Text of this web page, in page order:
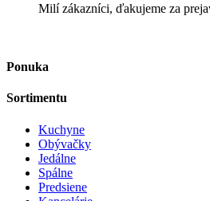
Milí zákazníci, ďakujeme za
Ponuka
Sortimentu
Kuchyne
Obývačky
Jedálne
Spálne
Predsiene